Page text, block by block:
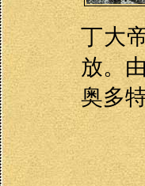
丁大
放。
奥多